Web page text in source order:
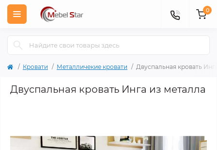
0
Кровати Металличекие кровати Двуспальная кровать
Двуспальная кровать Инга из металла